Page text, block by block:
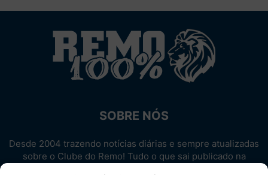
SOBRE NÓS
Desde 2004 trazendo notícias diárias e sempre atualizadas
sobre o Clube do Remo! Tudo o que sai publicado na